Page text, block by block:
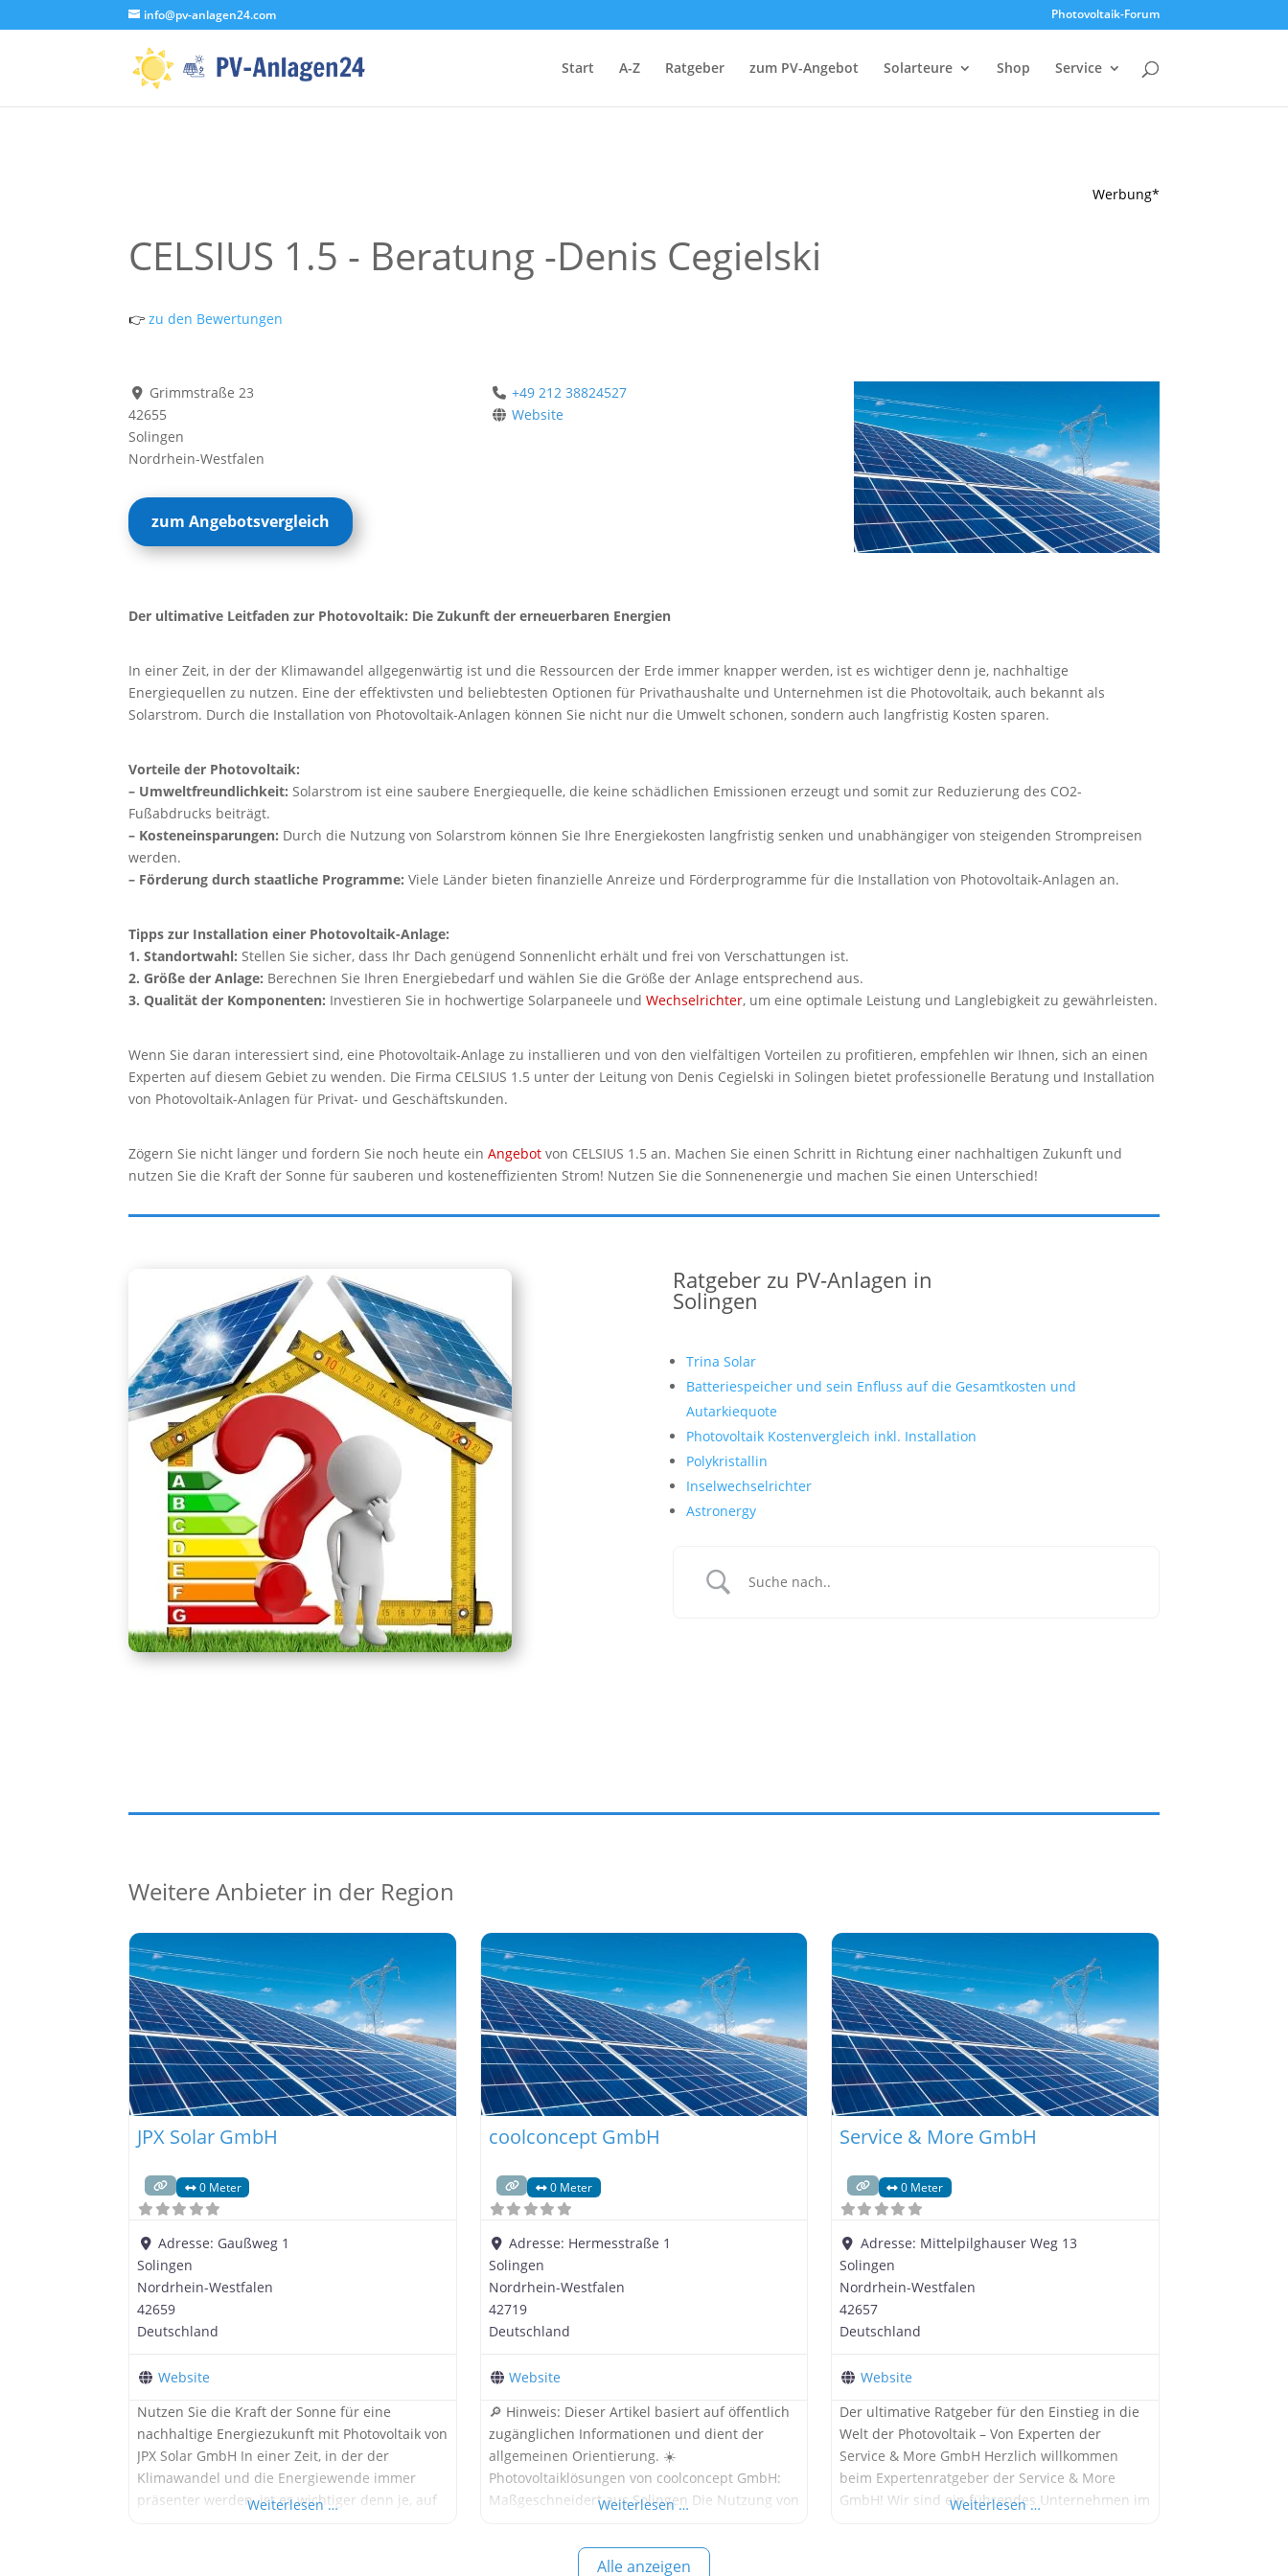
info@pv-anlagen24.com Photovoltaik-Forum
Start A-Z Ratgeber zum PV-Angebot Solarteure Shop Service
Werbung*
CELSIUS 1.5 - Beratung -Denis Cegielski
👉 zu den Bewertungen
Grimmstraße 23
42655
Solingen
Nordrhein-Westfalen
zum Angebotsvergleich
+49 212 38824527
Website
Der ultimative Leitfaden zur Photovoltaik: Die Zukunft der erneuerbaren Energien
In einer Zeit, in der der Klimawandel allgegenwärtig ist und die Ressourcen der Erde immer knapper werden, ist es wichtiger denn je, nachhaltige
Energiequellen zu nutzen. Eine der effektivsten und beliebtesten Optionen für Privathaushalte und Unternehmen ist die Photovoltaik, auch bekannt als
Solarstrom. Durch die Installation von Photovoltaik-Anlagen können Sie nicht nur die Umwelt schonen, sondern auch langfristig Kosten sparen.
Vorteile der Photovoltaik:
– Umweltfreundlichkeit: Solarstrom ist eine saubere Energiequelle, die keine schädlichen Emissionen erzeugt und somit zur Reduzierung des CO2-
Fußabdrucks beiträgt.
– Kosteneinsparungen: Durch die Nutzung von Solarstrom können Sie Ihre Energiekosten langfristig senken und unabhängiger von steigenden Strompreisen
werden.
– Förderung durch staatliche Programme: Viele Länder bieten finanzielle Anreize und Förderprogramme für die Installation von Photovoltaik-Anlagen an.
Tipps zur Installation einer Photovoltaik-Anlage:
1. Standortwahl: Stellen Sie sicher, dass Ihr Dach genügend Sonnenlicht erhält und frei von Verschattungen ist.
2. Größe der Anlage: Berechnen Sie Ihren Energiebedarf und wählen Sie die Größe der Anlage entsprechend aus.
3. Qualität der Komponenten: Investieren Sie in hochwertige Solarpaneele undWechselrichter, um eine optimale Leistung und Langlebigkeit zu gewährleisten.
Wenn Sie daran interessiert sind, eine Photovoltaik-Anlage zu installieren und von den vielfältigen Vorteilen zu profitieren, empfehlen wir Ihnen, sich an einen
Experten auf diesem Gebiet zu wenden. Die Firma CELSIUS 1.5 unter der Leitung von Denis Cegielski in Solingen bietet professionelle Beratung und Installation
von Photovoltaik-Anlagen für Privat- und Geschäftskunden.
Zögern Sie nicht länger und fordern Sie noch heute einAngebot von CELSIUS 1.5 an. Machen Sie einen Schritt in Richtung einer nachhaltigen Zukunft und
nutzen Sie die Kraft der Sonne für sauberen und kosteneffizienten Strom! Nutzen Sie die Sonnenenergie und machen Sie einen Unterschied!
Ratgeber zu PV-Anlagen in
Solingen
Trina Solar
Batteriespeicher und sein Enfluss auf die Gesamtkosten und
Autarkiequote
Photovoltaik Kostenvergleich inkl. Installation
Polykristallin
Inselwechselrichter
Astronergy
Weitere Anbieter in der Region
JPX Solar GmbH
0 Meter
Adresse: Gaußweg 1
Solingen
Nordrhein-Westfalen
42659
Deutschland
Website
Nutzen Sie die Kraft der Sonne für eine
nachhaltige Energiezukunft mit Photovoltaik von
JPX Solar GmbH In einer Zeit, in der der
Klimawandel und die Energiewende immer
präsenter werden, ist es wichtiger denn je, auf
Weiterlesen …
coolconcept GmbH
0 Meter
Adresse: Hermesstraße 1
Solingen
Nordrhein-Westfalen
42719
Deutschland
Website
🔎 Hinweis: Dieser Artikel basiert auf öffentlich
zugänglichen Informationen und dient der
allgemeinen Orientierung. ☀️
Photovoltaiklösungen von coolconcept GmbH:
Maßgeschneidert aus Solingen Die Nutzung von
wichtiger Schritt in Richtung Unabhängigkeit
und Nachhaltigkeit. Die coolconcept GmbH mit
Weiterlesen …
Service & More GmbH
0 Meter
Adresse: Mittelpilghauser Weg 13
Solingen
Nordrhein-Westfalen
42657
Deutschland
Website
Der ultimative Ratgeber für den Einstieg in die
Welt der Photovoltaik – Von Experten der
Service & More GmbH Herzlich willkommen
beim Expertenratgeber der Service & More
GmbH! Wir sind ein führendes Unternehmen im
Weiterlesen …
Alle anzeigen